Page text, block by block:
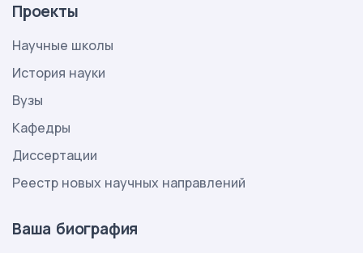
Проекты
Научные школы
История науки
Вузы
Кафедры
Диссертации
Реестр новых научных направлений
Ваша биография